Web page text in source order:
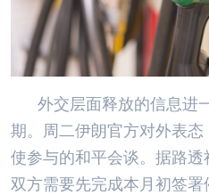
外交层面释放的信息进
期。周二伊朗官方对外表
使参与的和平会谈。据路透
双方需要先完成本月初签